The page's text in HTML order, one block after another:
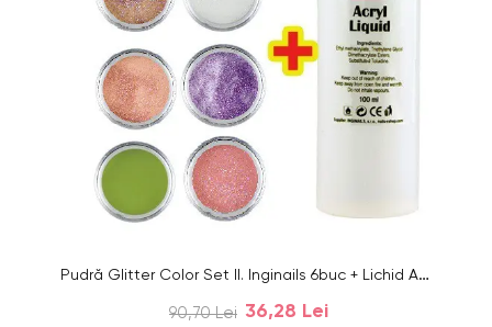
Pudră Glitter Color Set II. Inginails 6buc + Lichid Acrilic 100ml GRATIS
90,70 Lei 36,28 Lei